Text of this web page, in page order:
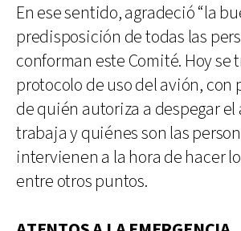
En ese sentido, agradeció “la
predisposición de todas las
conforman este Comité. Hoy se
protocolo de uso del avión, con
de quién autoriza a despegar el
trabaja y quiénes son las
intervienen a la hora de hacer
entre otros puntos.